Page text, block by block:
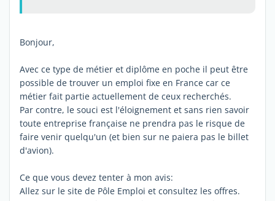
Bonjour,
Avec ce type de métier et diplôme en poche il peut être
possible de trouver un emploi fixe en France car ce
métier fait partie actuellement de ceux recherchés.
Par contre, le souci est l'éloignement et sans rien savoir
toute entreprise française ne prendra pas le risque de
faire venir quelqu'un (et bien sur ne paiera pas le billet
d'avion).
Ce que vous devez tenter à mon avis:
Allez sur le site de Pôle Emploi et consultez les offres.